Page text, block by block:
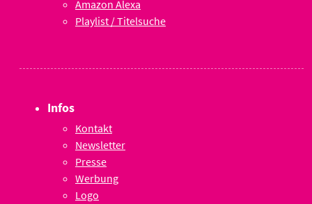
Amazon Alexa
Playlist / Titelsuche
Infos
Kontakt
Newsletter
Presse
Werbung
Logo